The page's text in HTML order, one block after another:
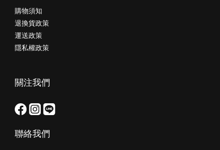
購物須知
退換貨政策
運送政策
隱私權政策
關注我們
聯絡我們